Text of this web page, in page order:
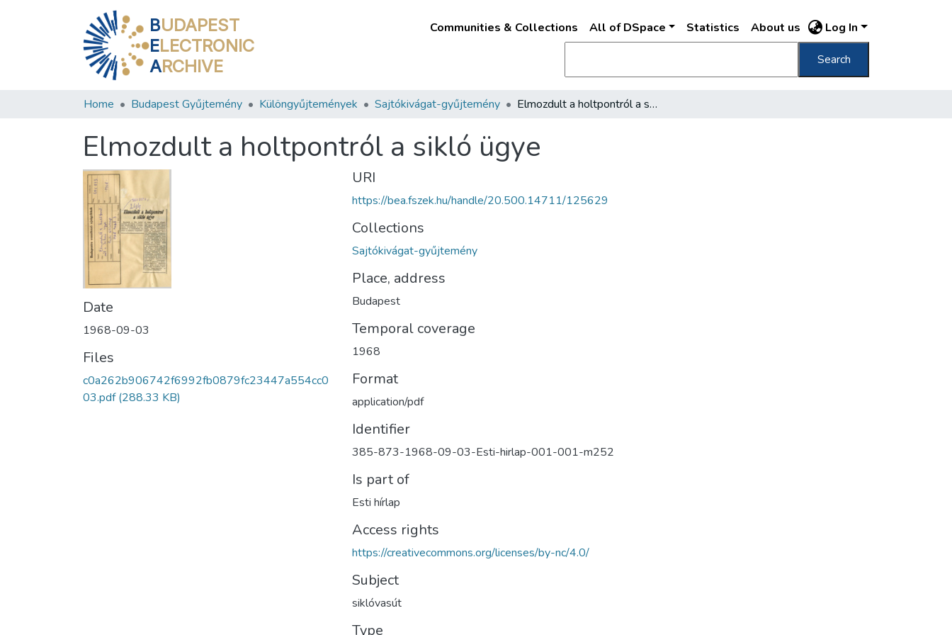
BUDAPEST
ELECTRONIC
ARCHIVE
Communities & Collections All of DSpace Statistics About us Log In
Search
Home Budapest Gyűjtemény Különgyűjtemények Sajtókivágat-gyűjtemény Elmozdult a holtpontról a sikló ügye
Elmozdult a holtpontról a sikló ügye
Date
1968-09-03
Files
c0a262b906742f6992fb0879fc23447a554cc0
03.pdf(288.33 KB)
URI
https://bea.fszek.hu/handle/20.500.14711/125629
Collections
Sajtókivágat-gyűjtemény
Place, address
Budapest
Temporal coverage
1968
Format
application/pdf
Identifier
385-873-1968-09-03-Esti-hirlap-001-001-m252
Is part of
Esti hírlap
Access rights
https://creativecommons.org/licenses/by-nc/4.0/
Subject
siklóvasút
Type